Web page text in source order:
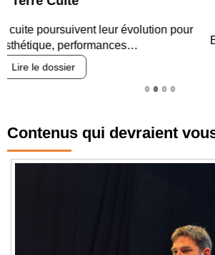
Entre circulation, sécurisation des
Contenus qui devraient